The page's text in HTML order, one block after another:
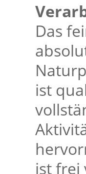
Das
ist
ist frei